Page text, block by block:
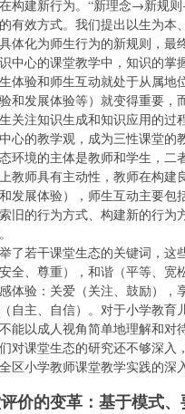
构建新行为。“新理念→新规
有效方式。我们提出以生为
体化为师生行为的新规则，最
中心的课堂教学中，知识的掌
体验和师生互动就处于从属
和发展体验等）就变得重要，
关注知识生成和知识应用的过
心的教学观，成为三性课堂的
环境的主体是教师和学生，
教师具有主动性，教师在构
和发展体验），师生互动主要
旧的行为方式、构建新的行为
了若干课堂生态的关键词，这
全、尊重），和谐（平等、宽
体验：关爱（关注、鼓励）
自主、自信）。对于小学教育
能以成人视角简单地理解和
对课堂生态的研究还不够深入
区小学教师课堂教学实践的深
价的变革：基于模式